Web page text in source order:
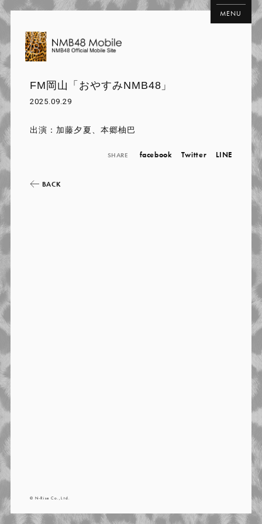
MENU
FM岡山「おやすみNMB48」
2025.09.29
出演：加藤夕夏、本郷柚巴
SHARE facebook Twitter LINE
BACK